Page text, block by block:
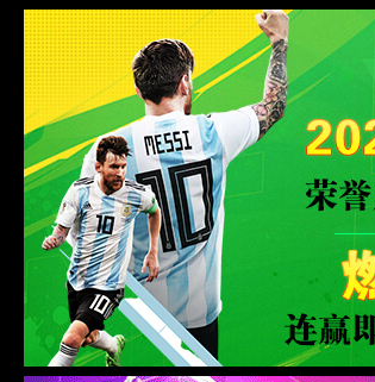
拦截详情
原因:
攻击
触发了安全规则,请提交问题反馈